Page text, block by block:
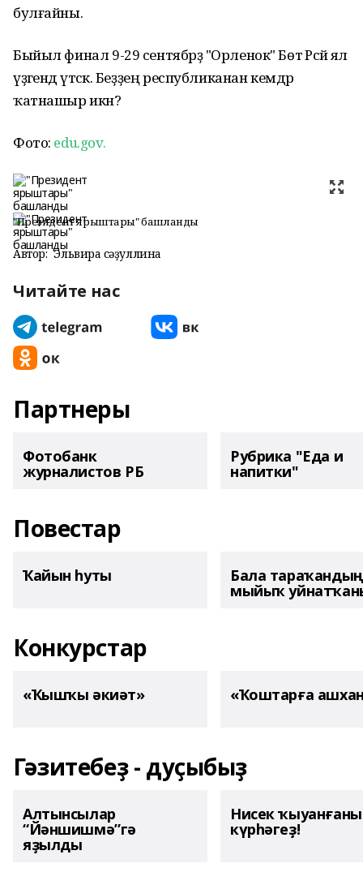
булғайны.
Быйыл финал 9-29 cентябрҙә "Орленок" Бөтә Рәсәй ял
үҙәгендә үтәсәк. Беҙҙең республиканан кемдәр
ҡатнашыр икән?
Фото: edu.gov.
"Президент ярыштары" башланды
Автор: Эльвира Әсәҙуллина
Читайте нас
Партнеры
Фотобанк
журналистов РБ
Рубрика "Еда и
напитки"
Повестар
Ҡайын һуты Бала тараҡандың
мыйыҡ
Конкурстар
«Ҡышҡы әкиәт» «Ҡоштарға
Гәзитебеҙ - дуҫыбыҙ
Алтынсылар
“Йәншишмә”гә
яҙылды
Нисек
күрһәгеҙ!